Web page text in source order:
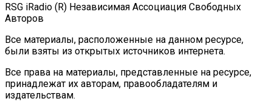
RSG iRadio (R) Независимая Ассоциация Свободных
Авторов
Все материалы, расположенные на данном ресурсе,
были взяты из открытых источников интернета.
Все права на материалы, представленные на ресурсе,
принадлежат их авторам, правообладателям и
издательствам.